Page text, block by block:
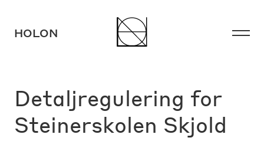
HOLON
HOLON
Detaljregulering for
Steinerskolen Skjold